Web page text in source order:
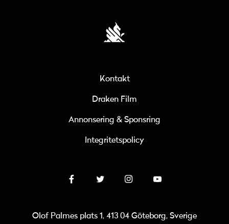
Kontakt
Draken Film
Annonsering & Sponsring
Integritetspolicy
Olof Palmes plats 1, 413 04 Göteborg, Sverige